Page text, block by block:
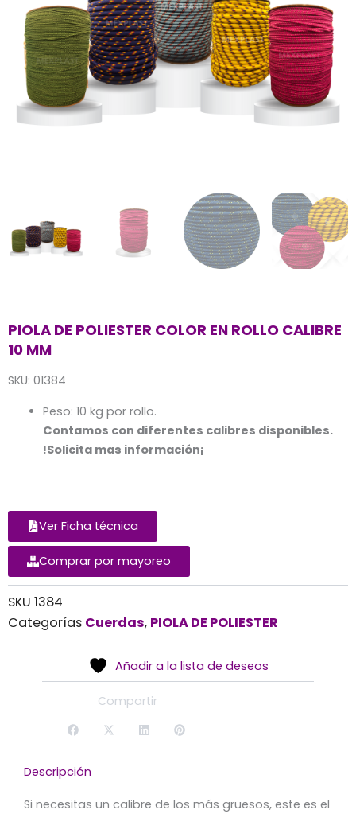
PIOLA DE POLIESTER COLOR EN ROLLO CALIBRE
10 MM
SKU: 01384
Peso: 10 kg por rollo.
Contamos con diferentes calibres disponibles.
!Solicita mas información¡
Ver Ficha técnica
Comprar por mayoreo
SKU 1384
Categorías Cuerdas, PIOLA DE POLIESTER
Añadir a la lista de deseos
Compartir
Descripción
Si necesitas un calibre de los más gruesos, este es el